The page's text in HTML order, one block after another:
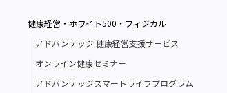
健康経営・ホワイト500・フィジカル
アドバンテッジ 健康経営支援サービス
オンライン健康セミナー
アドバンテッジスマートライフプログラム